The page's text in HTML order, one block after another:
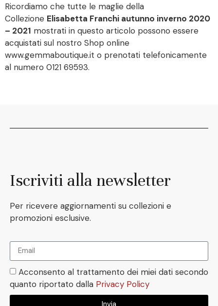
Ricordiamo che tutte le maglie della
Collezione Elisabetta Franchi autunno inverno 2020
– 2021 mostrati in questo articolo possono essere
acquistati sul nostro Shop online
www.gemmaboutique.it o prenotati telefonicamente
al numero 0121 69593.
Iscriviti alla newsletter
Per ricevere aggiornamenti su collezioni e
promozioni esclusive.
Acconsento al trattamento dei miei dati secondo
quanto riportato dalla Privacy Policy